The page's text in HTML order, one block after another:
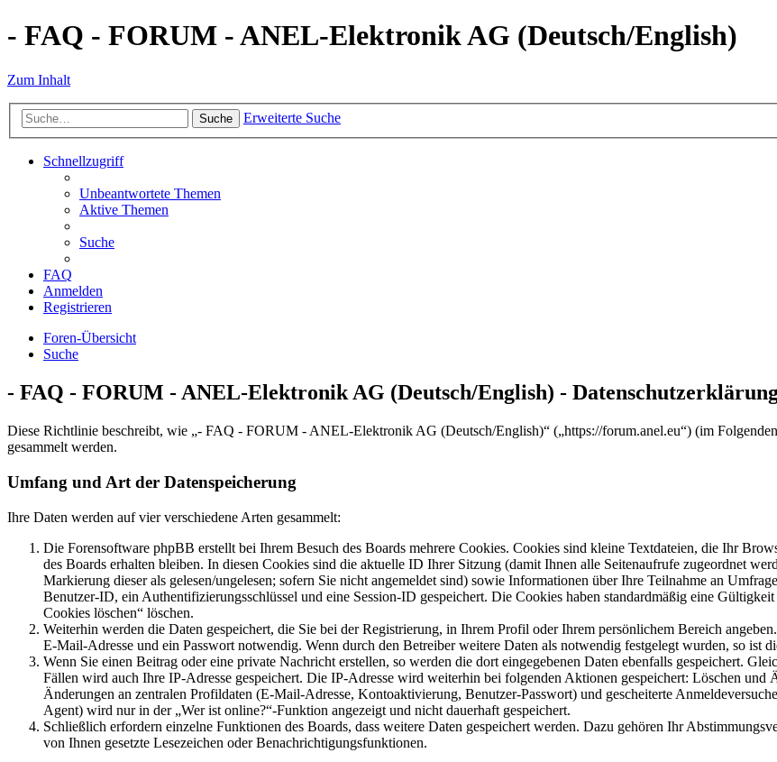
- FAQ - FORUM - ANEL-Elektronik AG (Deutsch/English)
Zum Inhalt
Suche Erweiterte Suche
Schnellzugriff
Unbeantwortete Themen
Aktive Themen
Suche
FAQ
Anmelden
Registrieren
Foren-Übersicht
Suche
- FAQ - FORUM - ANEL-Elektronik AG (Deutsch/English) -
Diese Richtlinie beschreibt, wie „- FAQ - FORUM - ANEL-Elektronik AG (Deutsch/English)“ („https://forum.anel.eu“) (im
gesammelt werden.
Umfang und Art der Datenspeicherung
Ihre Daten werden auf vier verschiedene Arten gesammelt:
Die Forensoftware phpBB erstellt bei Ihrem Besuch des Boards mehrere Cookies. Cookies sind kleine Textdateien, die Ihr
des Boards erhalten bleiben. In diesen Cookies sind die aktuelle ID Ihrer Sitzung (damit Ihnen alle Seitenaufrufe zugeordnet
Markierung dieser als gelesen/ungelesen; sofern Sie nicht angemeldet sind) sowie Informationen über Ihre Teilnahme an
Benutzer-ID, ein Authentifizierungsschlüssel und eine Session-ID gespeichert. Die Cookies haben standardmäßig eine
Cookies löschen“ löschen.
Weiterhin werden die Daten gespeichert, die Sie bei der Registrierung, in Ihrem Profil oder Ihrem persönlichem Bereich
E-Mail-Adresse und ein Passwort notwendig. Wenn durch den Betreiber weitere Daten als notwendig festgelegt wurden, so ist
Wenn Sie einen Beitrag oder eine private Nachricht erstellen, so werden die dort eingegebenen Daten ebenfalls gespeichert.
Fällen wird auch Ihre IP-Adresse gespeichert. Die IP-Adresse wird weiterhin bei folgenden Aktionen gespeichert: Löschen
Änderungen an zentralen Profildaten (E-Mail-Adresse, Kontoaktivierung, Benutzer-Passwort) und gescheiterte
Agent) wird nur in der „Wer ist online?“-Funktion angezeigt und nicht dauerhaft gespeichert.
Schließlich erfordern einzelne Funktionen des Boards, dass weitere Daten gespeichert werden. Dazu gehören Ihr
von Ihnen gesetzte Lesezeichen oder Benachrichtigungsfunktionen.